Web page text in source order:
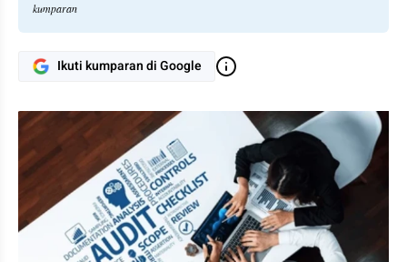
kumparan
Ikuti kumparan di Google